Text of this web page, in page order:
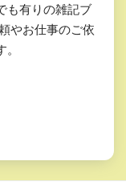
も有りの雑記ブ
やお仕事のご依